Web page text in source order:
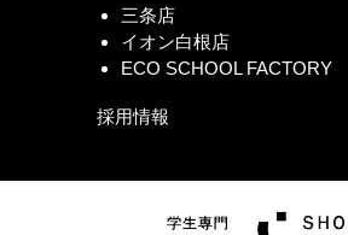
三条店
イオン白根店
ECO SCHOOL FACTORY
採用情報